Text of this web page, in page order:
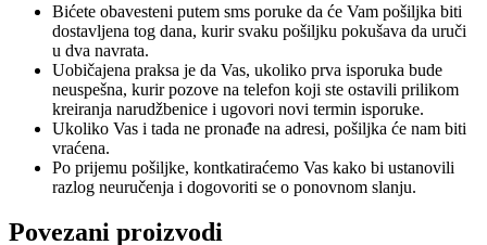
Bićete obavesteni putem sms poruke da će Vam pošiljka biti
dostavljena tog dana, kurir svaku pošiljku pokušava da uruči
u dva navrata.
Uobičajena praksa je da Vas, ukoliko prva isporuka bude
neuspešna, kurir pozove na telefon koji ste ostavili prilikom
kreiranja narudžbenice i ugovori novi termin isporuke.
Ukoliko Vas i tada ne pronađe na adresi, pošiljka će nam biti
vraćena.
Po prijemu pošiljke, kontkatiraćemo Vas kako bi ustanovili
razlog neuručenja i dogovoriti se o ponovnom slanju.
Povezani proizvodi